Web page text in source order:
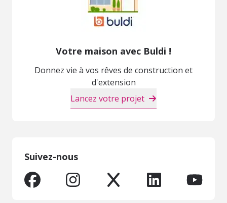
Votre maison avec Buldi !
Donnez vie à vos rêves de construction et
d'extension
Lancez votre projet
Suivez-nous